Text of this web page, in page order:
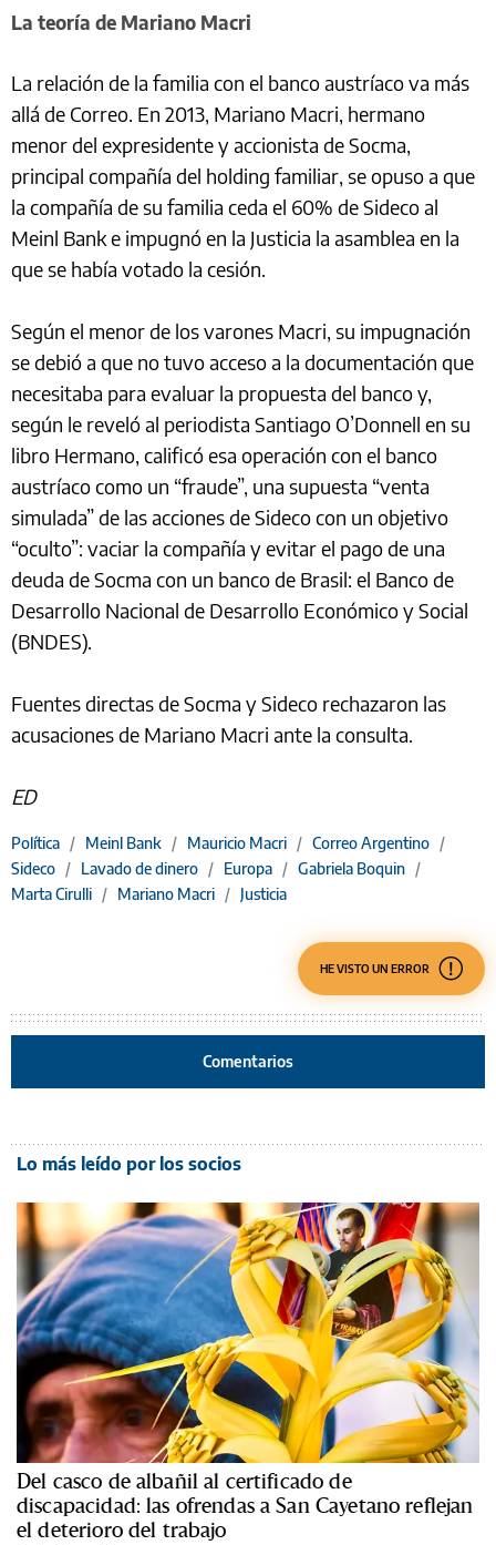
La teoría de Mariano Macri
La relación de la familia con el banco austríaco va más
allá de Correo. En 2013, Mariano Macri, hermano
menor del expresidente y accionista de Socma,
principal compañía del holding familiar, se opuso a que
la compañía de su familia ceda el 60% de Sideco al
Meinl Bank e impugnó en la Justicia la asamblea en la
que se había votado la cesión.
Según el menor de los varones Macri, su impugnación
se debió a que no tuvo acceso a la documentación que
necesitaba para evaluar la propuesta del banco y,
según le reveló al periodista Santiago O’Donnell en su
libro Hermano, calificó esa operación con el banco
austríaco como un “fraude”, una supuesta “venta
simulada” de las acciones de Sideco con un objetivo
“oculto”: vaciar la compañía y evitar el pago de una
deuda de Socma con un banco de Brasil: el Banco de
Desarrollo Nacional de Desarrollo Económico y Social
(BNDES).
Fuentes directas de Socma y Sideco rechazaron las
acusaciones de Mariano Macri ante la consulta.
ED
Política / Meinl Bank / Mauricio Macri / Correo Argentino /
Sideco / Lavado de dinero / Europa / Gabriela Boquin /
Marta Cirulli / Mariano Macri / Justicia
HE VISTO UN ERROR
Comentarios
Lo más leído por los socios
Del casco de albañil al certificado de
discapacidad: las ofrendas a San Cayetano reflejan
el deterioro del trabajo